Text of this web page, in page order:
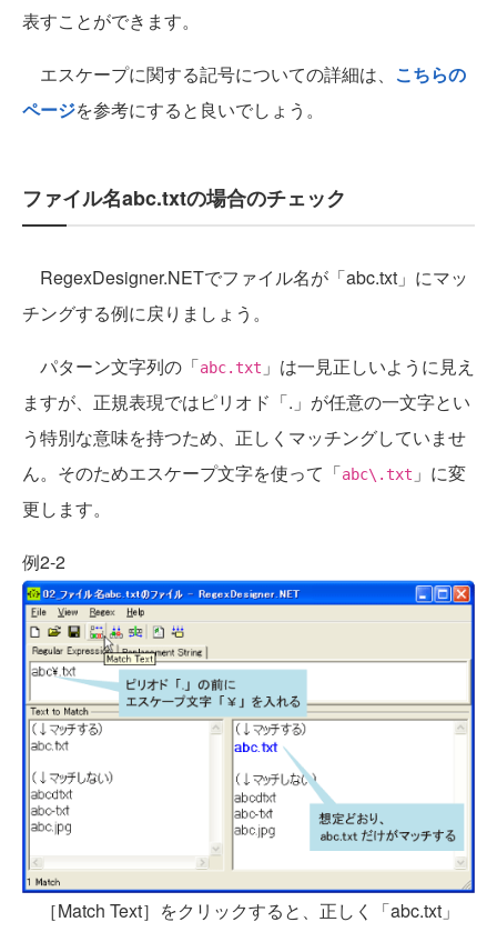
表すことができます。
エスケープに関する記号についての詳細は、 こちらの
ページを参考にすると良いでしょう。
ファイル名abc.txtの場合のチェック
RegexDesigner.NETでファイル名が「abc.txt」にマッ
チングする例に戻りましょう。
パターン文字列の「abc.txt 」は一見正しいように見え
ますが、正規表現ではピリオド「.」が任意の一文字とい
う特別な意味を持つため、正しくマッチングしていませ
ん。そのためエスケープ文字を使って「abc\.txt 」に変
更します。
例2-2
［Match Text］をクリックすると、正しく「abc.txt」